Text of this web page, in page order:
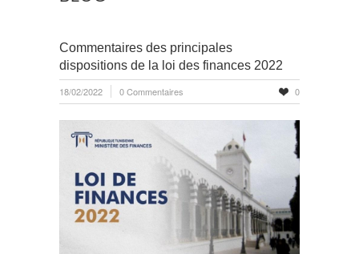
Commentaires des principales
dispositions de la loi des finances 2022
18/02/2022 0 Commentaires 0